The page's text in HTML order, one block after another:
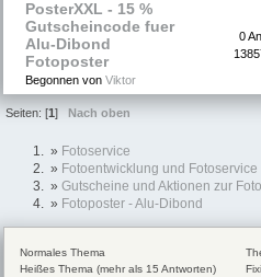
PosterXXL - 15 %
Gutscheincode fuer
Alu-Dibond
Fotoposter
Begonnen von Viktor
0
Seiten: [1] Nach oben
» Fotoservice
» Fotoentwicklung und Fotoservice
» Gutscheine und Aktionen zur
» Fotoposter - Alu-Dibond
Normales Thema
Heißes Thema (mehr als 15 Antworten)